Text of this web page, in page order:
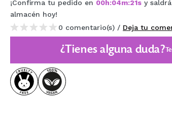
MAQUIFARMA
KOREA ZONE
TRAVEL SIZE
NATURE
¡Confirma tu pedido en 00h:04m:21s y
almacén hoy!
0 comentario(s) / Deja tu
¿Tienes alguna duda?